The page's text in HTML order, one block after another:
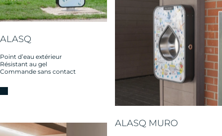
ALASQ
Point d’eau extérieur
Résistant au gel
Commande sans contact
ALASQ MURO